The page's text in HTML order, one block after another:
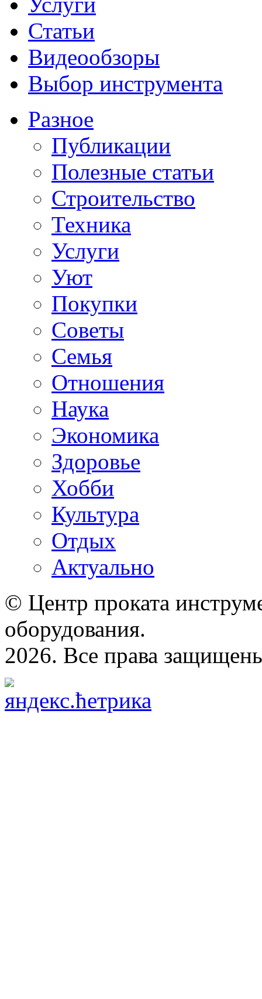
Статьи
Видеообзоры
Выбор инструмента
Разное
Публикации
Полезные статьи
Строительство
Техника
Услуги
Уют
Покупки
Советы
Семья
Отношения
Наука
Экономика
Здоровье
Хобби
Культура
Отдых
Актуально
© Центр проката
оборудования.
2026. Все права